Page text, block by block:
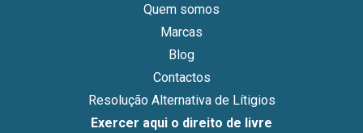
Quem somos
Marcas
Blog
Contactos
Resolução Alternativa de Lítigios
Exercer aqui o direito de livre